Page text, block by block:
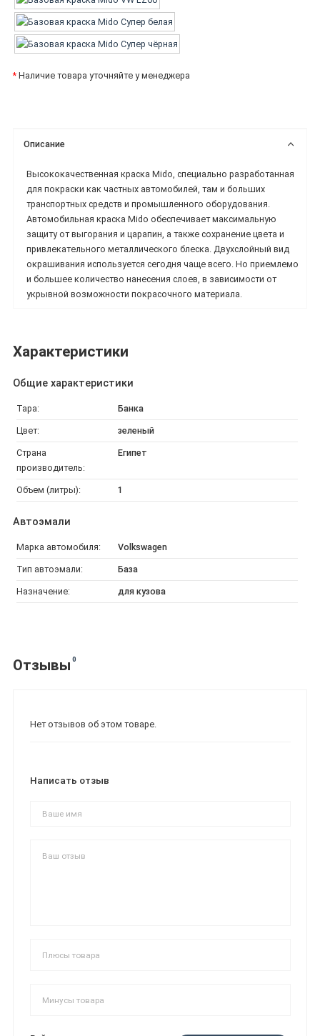
* Наличие товара уточняйте у менеджера
Описание
Высококачественная краска Mido, специально разработанная
для покраски как частных автомобилей, там и больших
транспортных средств и промышленного оборудования.
Автомобильная краска Mido обеспечивает максимальную
защиту от выгорания и царапин, а также сохранение цвета и
привлекательного металлического блеска. Двухслойный вид
окрашивания используется сегодня чаще всего. Но приемлемо
и большее количество нанесения слоев, в зависимости от
укрывной возможности покрасочного материала.
Характеристики
Общие характеристики
Тара: Банка
Цвет: зеленый
Страна
производитель:
Египет
Объем (литры): 1
Автоэмали
Марка автомобиля: Volkswagen
Тип автоэмали: База
Назначение: для кузова
Отзывы 0
Нет отзывов об этом товаре.
Написать отзыв